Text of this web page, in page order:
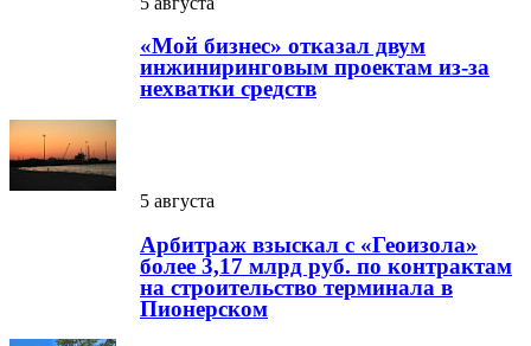
«Мой бизнес» отказал двум
инжиниринговым проектам из-за
нехватки средств
5 августа
Арбитраж взыскал с «Геоизола»
более 3,17 млрд руб. по контрактам
на строительство терминала в
Пионерском